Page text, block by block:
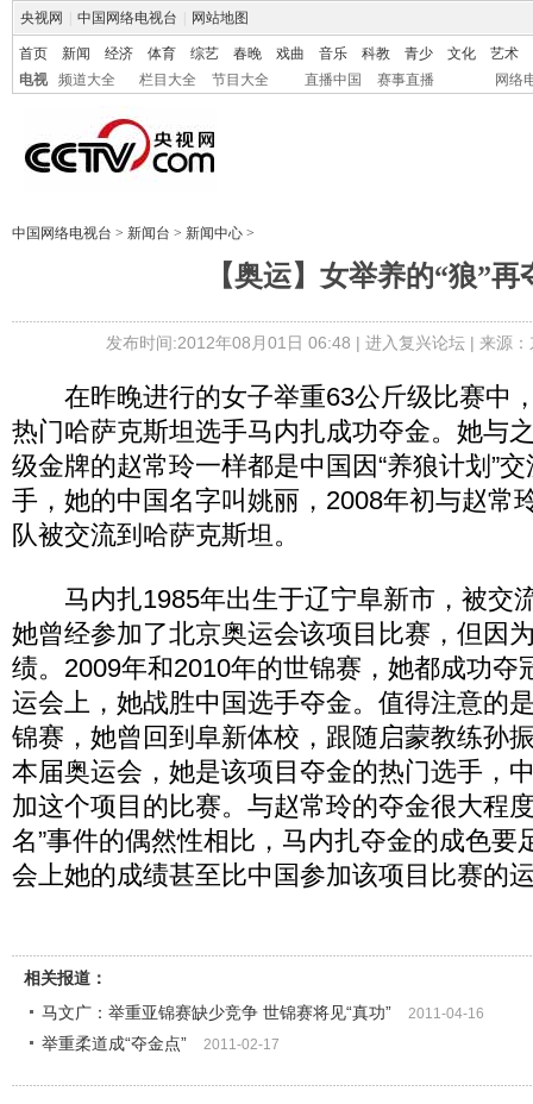
央视网 中国网络电视台 网站地图
首页 新闻 经济 体育 综艺 春晚 戏曲 音乐 科教 青少 文化
艺术
电视
频道大全 栏目大全 节目大全 直播中国 赛事直播 网络
中国网络电视台 > 新闻台 > 新闻中心 >
【奥运】女举养的“狼”再
发布时间:2012年08月01日 06:48 | 进入复兴论坛| 来源
在昨晚进行的女子举重63公斤级比赛中
热门哈萨克斯坦选手马内扎成功夺金。她与
级金牌的赵常玲一样都是中国因“养狼计划”
手，她的中国名字叫姚丽，2008年初与赵常
队被交流到哈萨克斯坦。
马内扎1985年出生于辽宁阜新市，被交
她曾经参加了北京奥运会该项目比赛，但因
绩。2009年和2010年的世锦赛，她都成功夺
运会上，她战胜中国选手夺金。值得注意的
锦赛，她曾回到阜新体校，跟随启蒙教练孙
本届奥运会，她是该项目夺金的热门选手，
加这个项目的比赛。与赵常玲的夺金很大程
名”事件的偶然性相比，马内扎夺金的成色要
会上她的成绩甚至比中国参加该项目比赛的
相关报道：
马文广：举重亚锦赛缺少竞争 世锦赛将见“真功”
2011-04-16
举重柔道成“夺金点” 2011-02-17